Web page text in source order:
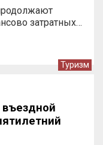
затратных…
Туризм